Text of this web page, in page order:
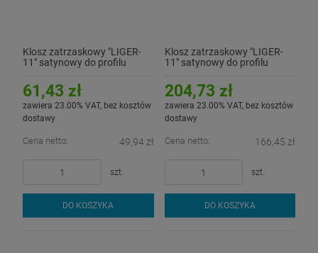
Klosz zatrzaskowy "LIGER-
11" satynowy do profilu
61,43 zł
zawiera 23.00% VAT, bez kosztów
dostawy
Cena netto: 49,94 zł
szt.
DO KOSZYKA
Klosz zatrzaskowy "LIGER-
11" satynowy do profilu
metrów
204,73 zł
zawiera 23.00% VAT, bez kosztów
dostawy
Cena netto: 166,45 zł
szt.
DO KOSZYKA